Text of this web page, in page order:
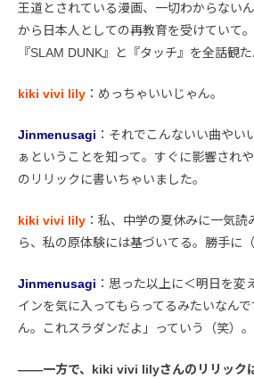
王道とされている漫画、一切わからない
から日本人としての再教育を受けていて
『SLAM DUNK』と『タッチ』を全話観た
kiki vivi lily ：めっちゃいいじゃん。
Jinmenusagi ：それでこんないい曲やい
ぁということを知って。すぐに影響され
のリリックに書いちゃいました。
kiki vivi lily ：私、中学の夏休みに一気
ら、私の原体験には基づいてる。勝手に（
Jinmenusagi ：思った以上に＜明日を変
インを気に入ってもらってるみたいなん
ん。これスラダンだよ」っていう（笑）。
――一方で、kiki vivi lilyさんのリリック